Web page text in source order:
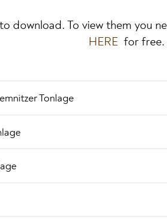
download. To view them you
HEREfor free.
Tonlage